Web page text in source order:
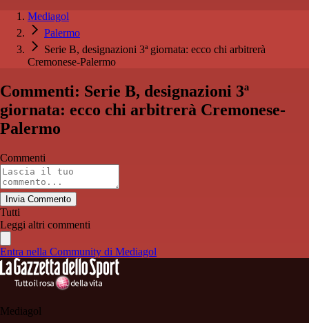
Mediagol
Palermo
Serie B, designazioni 3ª giornata: ecco chi arbitrerà
Cremonese-Palermo
Commenti: Serie B, designazioni 3ª
giornata: ecco chi arbitrerà Cremonese-
Palermo
Commenti
Invia Commento
Tutti
Leggi altri commenti
Entra nella Community di Mediagol
Mediagol